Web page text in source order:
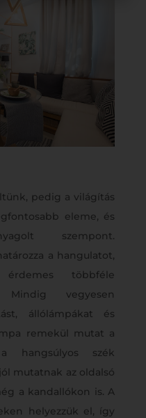
pedig a világítás
eleme, és
szempont.
a hangulatot,
többféle
Mindig vegyesen
állólámpákat és
remekül mutat a
hangsúlyos szék
mutatnak az oldalsó
a kandallókon is. A
helyezzük el, így